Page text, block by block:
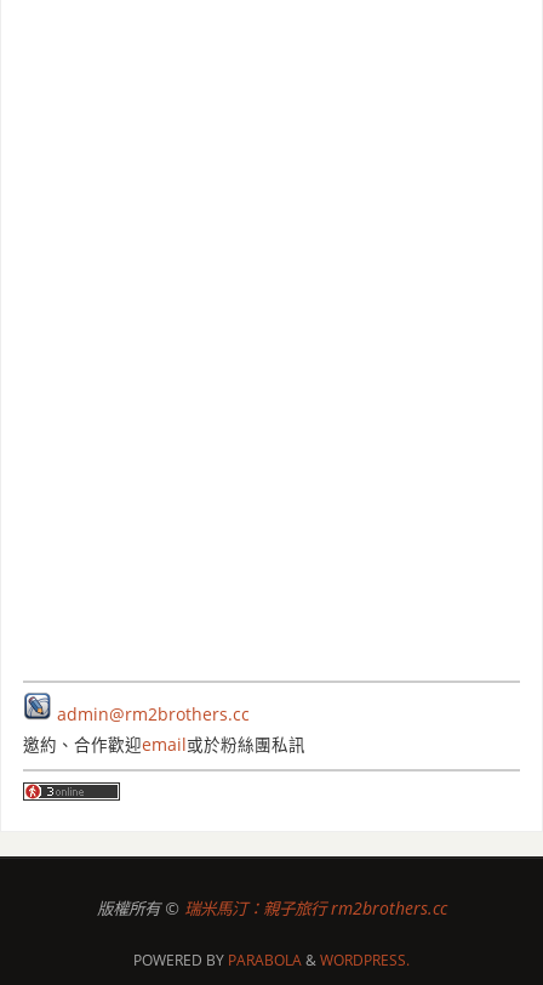
admin@rm2brothers.cc
邀約、合作歡迎email或於粉絲團私訊
版權所有 © 瑞米馬汀：親子旅行 rm2brothers.cc
POWERED BY PARABOLA&WORDPRESS.